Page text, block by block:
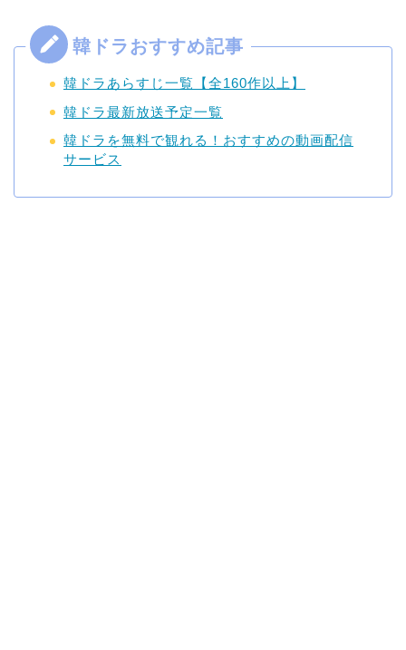
韓ドラあらすじ一覧【全160作以上】
韓ドラ最新放送予定一覧
韓ドラを無料で観れる！おすすめの動画配信
サービス